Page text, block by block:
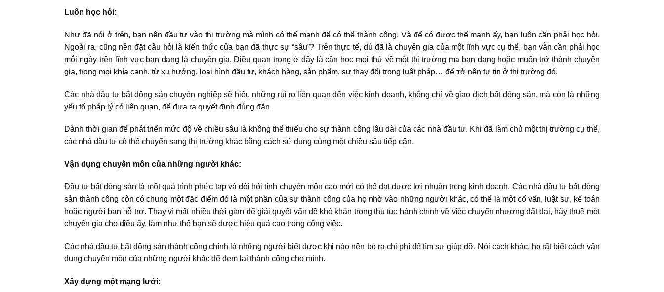
Luôn học hỏi:
Như đã nói ở trên, bạn nên đầu tư vào thị trường mà mình có thế mạnh để có thể thành công. Và để có được thế mạnh ấy, bạn luôn cần phải học hỏi.
Ngoài ra, cũng nên đặt câu hỏi là kiến thức của bạn đã thực sự “sâu”? Trên thực tế, dù đã là chuyên gia của một lĩnh vực cụ thể, bạn vẫn cần phải học
mỗi ngày trên lĩnh vực bạn đang là chuyên gia. Điều quan trọng ở đây là cần học mọi thứ về một thị trường mà bạn đang hoặc muốn trở thành chuyên
gia, trong mọi khía cạnh, từ xu hướng, loại hình đầu tư, khách hàng, sản phẩm, sự thay đổi trong luật pháp… để trở nên tự tin ở thị trường đó.
Các nhà đầu tư bất động sản chuyên nghiệpsẽ hiểu những rủi ro liên quan đến việc kinh doanh, không chỉ về giao dịch bất động sản, mà còn là những
yếu tố pháp lý có liên quan, để đưa ra quyết định đúng đắn.
Dành thời gian để phát triển mức độ về chiều sâu là không thể thiếu cho sự thành công lâu dài của các nhà đầu tư. Khi đã làm chủ một thị trường cụ thể,
các nhà đầu tư có thể chuyển sang thị trường khác bằng cách sử dụng cùng một chiều sâu tiếp cận.
Vận dụng chuyên môn của những người khác:
Đầu tư bất động sản là một quá trình phức tạp và đòi hỏi tính chuyên môn cao mới có thể đạt được lợi nhuận trong kinh doanh. Các nhà đầu tư bất động
sản thành công còn có chung một đặc điểm đó là một phần của sự thành công của họ nhờ vào những người khác, có thể là một cố vấn, luật sư, kế toán
hoặc người bạn hỗ trợ. Thay vì mất nhiều thời gian để giải quyết vấn đề khó khăn trong thủ tục hành chính về việc chuyển nhượng đất đai, hãy thuê một
chuyên gia cho điều ấy, làm như thế bạn sẽ được hiệu quả cao trong công việc.
Các nhà đầu tư bất động sản thành công chính là những người biết được khi nào nên bỏ ra chi phí để tìm sự giúp đỡ. Nói cách khác, họ rất biết cách vận
dụng chuyên môn của những người khác để đem lại thành công cho mình.
Xây dựng một mạng lưới: